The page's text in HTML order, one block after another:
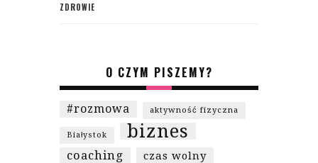
ZDROWIE
O CZYM PISZEMY?
#rozmowa aktywność fizyczna
Białystok biznes
coaching czas wolny